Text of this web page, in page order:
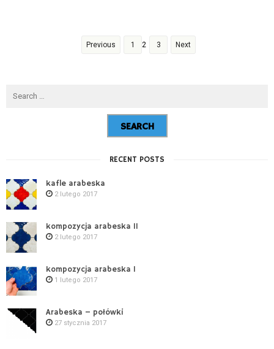
Previous 1 2 3 Next
RECENT POSTS
kafle arabeska
2 lutego 2017
kompozycja arabeska II
2 lutego 2017
kompozycja arabeska I
1 lutego 2017
Arabeska – połówki
27 stycznia 2017